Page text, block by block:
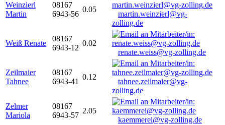
Weinzierl
Martin
08167
6943-56
0.05
martin.weinzierl@vg-
zolling.de
Weiß Renate
08167
6943-12
0.02
renate.weiss@vg-zolling.de
Zeilmaier
Tahnee
08167
6943-41
0.12
tahnee.zeilmaier@vg-
zolling.de
Zelmer
Mariola
08167
6943-57
2.05
kaemmerei@vg-zolling.de